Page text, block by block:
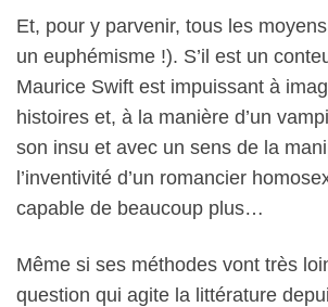
Et, pour y parvenir, tous les
un euphémisme !). S’il est un
Maurice Swift est impuissant à
histoires et, à la manière d’un
son insu et avec un sens de la
l’inventivité d’un romancier
capable de beaucoup plus…
Même si ses méthodes vont très
question qui agite la littérature